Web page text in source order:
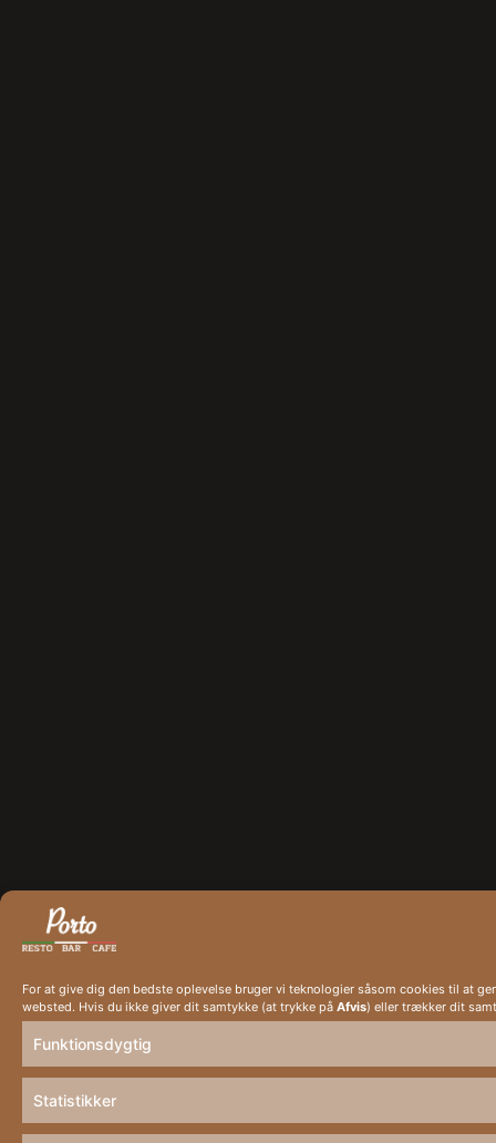
For at give dig den bedste oplevelse bruger vi teknologier såsom cookies til at
websted. Hvis du ikke giver dit samtykke (at trykke på Afvis) eller trækker dit
Funktionsdygtig
Statistikker